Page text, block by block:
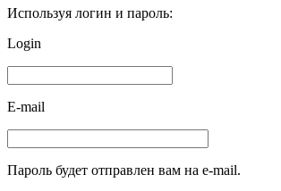
Используя логин и пароль:
Login
E-mail
Пароль будет отправлен вам на e-mail.